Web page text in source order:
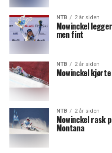
NTB 2 år siden
Mowinckel
men fint
NTB 2 år siden
Mowinckel
NTB 2 år siden
Mowinckel rask
Montana